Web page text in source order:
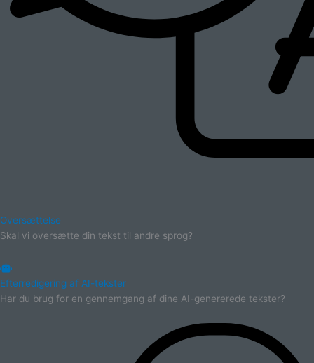
Oversættelse
Skal vi oversætte din tekst til andre sprog?
Efterredigering af AI-tekster
Har du brug for en gennemgang af dine AI-genererede tekster?